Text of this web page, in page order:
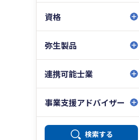
資格
弥生製品
連携可能士業
事業支援アドバイザー
検索する